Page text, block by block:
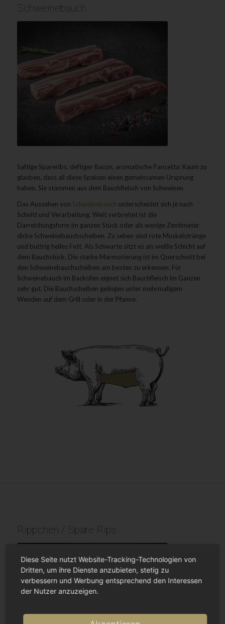
Schweinebauch
Saftige Spareribs, deftiger Bacon, aromatische Pancetta: Kaum zu
glauben, dass all diese Speisen einen gemeinsamen Ursprung
haben. Sie stammen aus dem Bauchfleisch von Schweinen.
Das Aussehen von Schweinebauch unterscheidet sich je nach
Schnitt und Verarbeitung. Weit verbreitet ist die
Darreichungsform im ganzen Stück oder als wenige Zentimeter
dicke Schweinebauchscheiben. Zu sehen sind rote Muskelstränge
und buttrig helles Fett. Als Schwarte sitzt es als weiße Schicht auf
dem Bauchstück. Die starke Marmorierung ist im Querschnitt bei
den Schweinebauchscheiben am besten zu erkennen. Für
Schweinebauch im Backofen eignet sich Bauchfleisch im Ganzen
sehr gut. Die Bauchscheiben gelingen unter mehrmaligem
Wenden auf dem Grill oder in der Pfanne.
Rippchen / Spare Rips
Diese Seite nutzt Website-Tracking-Technologien von
Dritten, um ihre Dienste anzubieten, stetig zu
verbessern und Werbung entsprechend den Interessen
der Nutzer anzuzeigen.